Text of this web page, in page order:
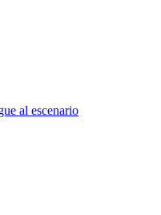
al escenario